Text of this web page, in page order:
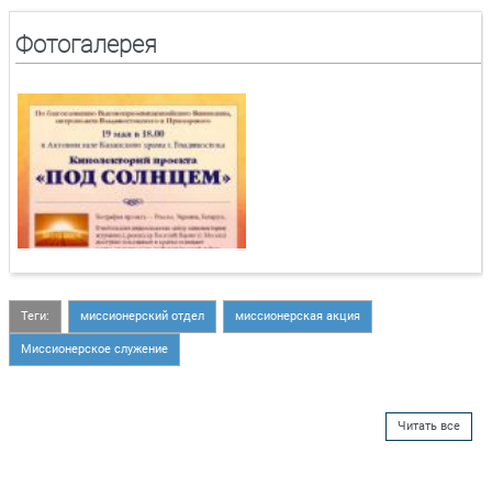
Фотогалерея
Теги: миссионерский отдел миссионерская акция
Миссионерское служение
Читать все